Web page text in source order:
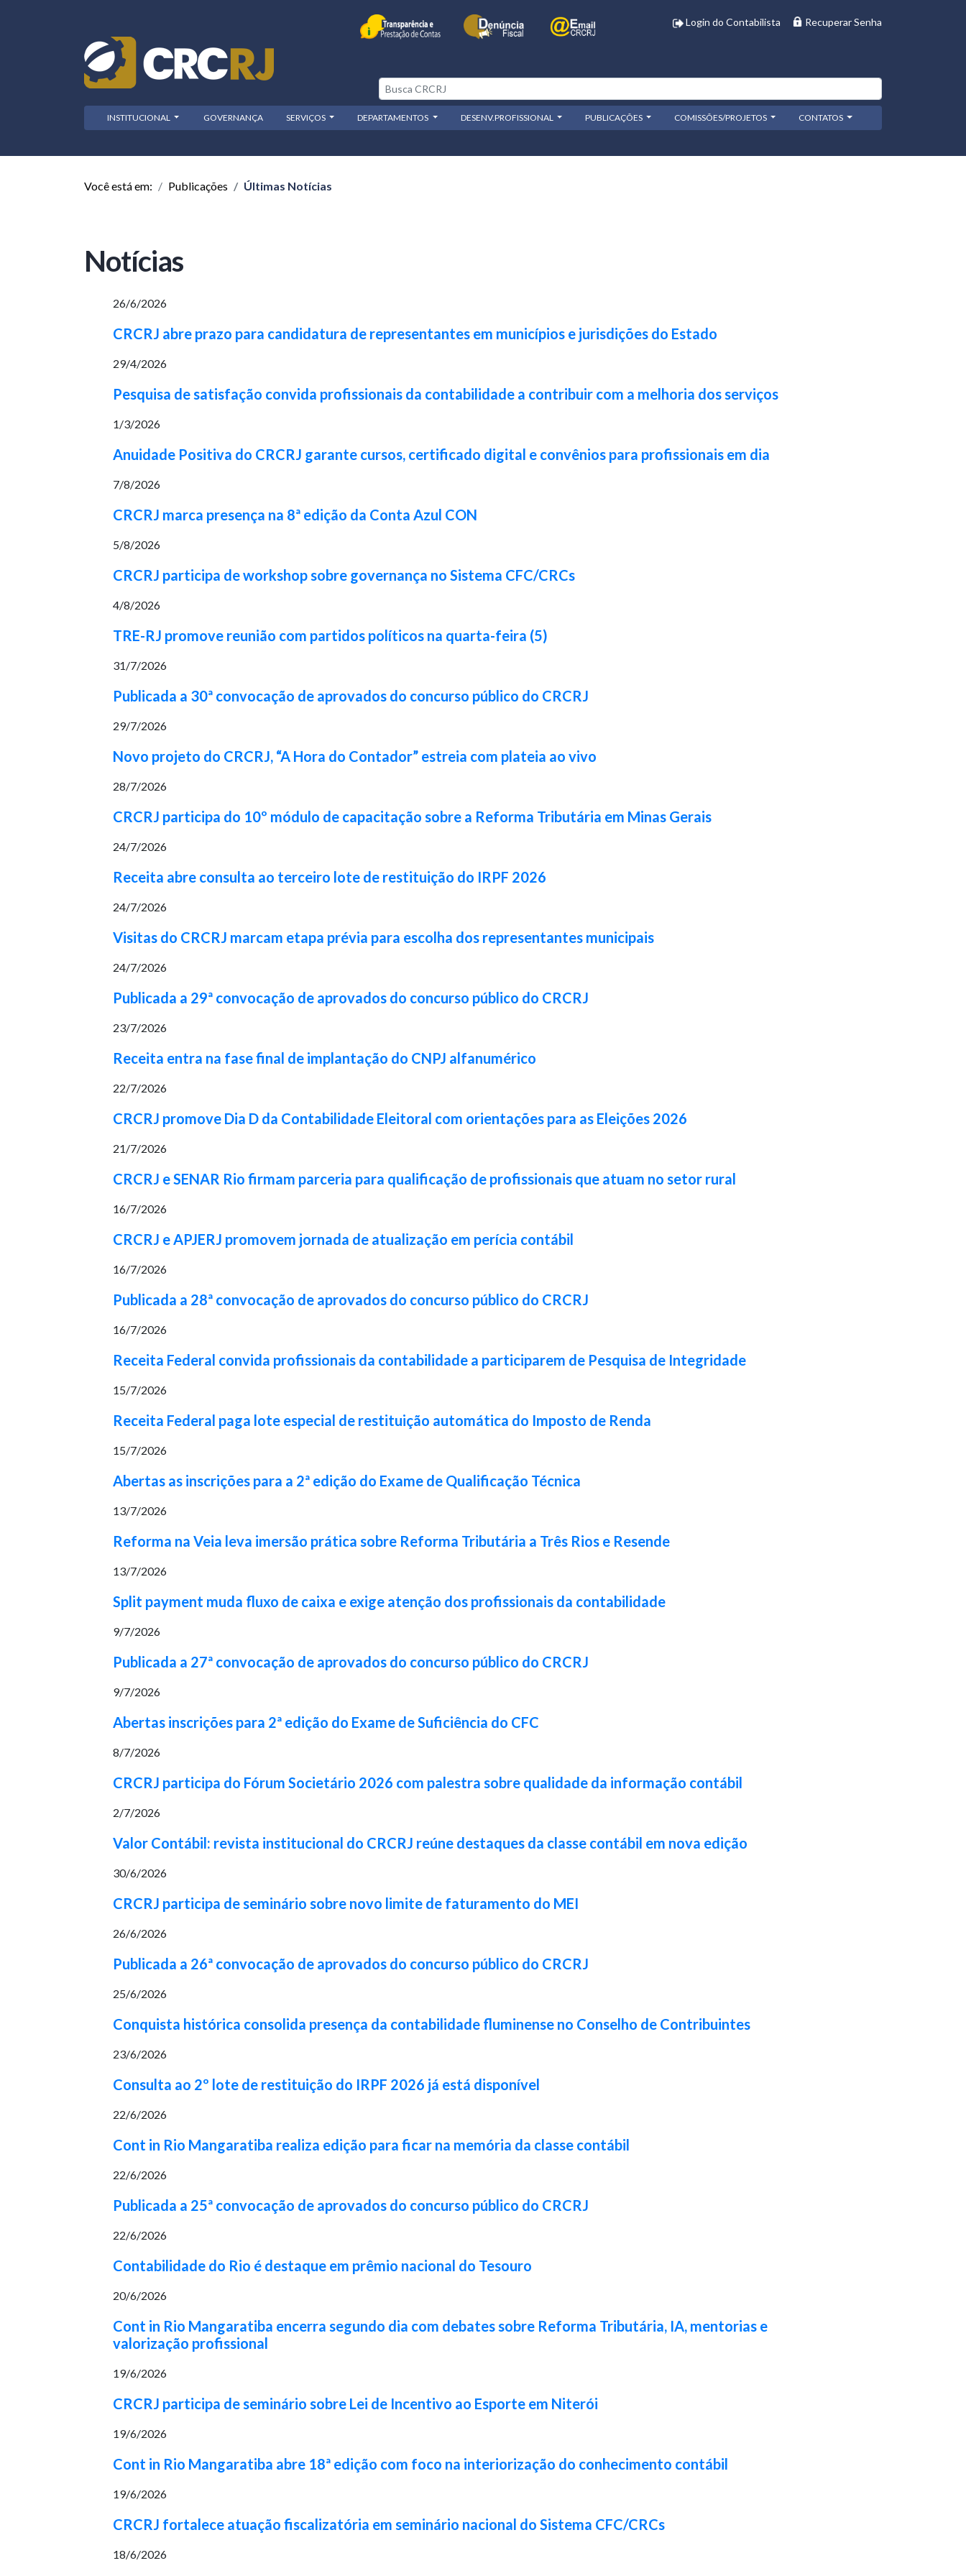
Login do Contabilista Recuperar Senha
INSTITUCIONAL GOVERNANÇA SERVIÇOS DEPARTAMENTOS DESENV.PROFISSIONAL PUBLICAÇÕES COMISSÕES/PROJETOS CONTATOS
Você está em: Publicações Últimas Notícias
Notícias
26/6/2026
CRCRJ abre prazo para candidatura de representantes em municípios e jurisdições do Estado
29/4/2026
Pesquisa de satisfação convida profissionais da contabilidade a contribuir com a melhoria dos serviços
1/3/2026
Anuidade Positiva do CRCRJ garante cursos, certificado digital e convênios para profissionais em dia
7/8/2026
CRCRJ marca presença na 8ª edição da Conta Azul CON
5/8/2026
CRCRJ participa de workshop sobre governança no Sistema CFC/CRCs
4/8/2026
TRE-RJ promove reunião com partidos políticos na quarta-feira (5)
31/7/2026
Publicada a 30ª convocação de aprovados do concurso público do CRCRJ
29/7/2026
Novo projeto do CRCRJ, “A Hora do Contador” estreia com plateia ao vivo
28/7/2026
CRCRJ participa do 10º módulo de capacitação sobre a Reforma Tributária em Minas Gerais
24/7/2026
Receita abre consulta ao terceiro lote de restituição do IRPF 2026
24/7/2026
Visitas do CRCRJ marcam etapa prévia para escolha dos representantes municipais
24/7/2026
Publicada a 29ª convocação de aprovados do concurso público do CRCRJ
23/7/2026
Receita entra na fase final de implantação do CNPJ alfanumérico
22/7/2026
CRCRJ promove Dia D da Contabilidade Eleitoral com orientações para as Eleições 2026
21/7/2026
CRCRJ e SENAR Rio firmam parceria para qualificação de profissionais que atuam no setor rural
16/7/2026
CRCRJ e APJERJ promovem jornada de atualização em perícia contábil
16/7/2026
Publicada a 28ª convocação de aprovados do concurso público do CRCRJ
16/7/2026
Receita Federal convida profissionais da contabilidade a participarem de Pesquisa de Integridade
15/7/2026
Receita Federal paga lote especial de restituição automática do Imposto de Renda
15/7/2026
Abertas as inscrições para a 2ª edição do Exame de Qualificação Técnica
13/7/2026
Reforma na Veia leva imersão prática sobre Reforma Tributária a Três Rios e Resende
13/7/2026
Split payment muda fluxo de caixa e exige atenção dos profissionais da contabilidade
9/7/2026
Publicada a 27ª convocação de aprovados do concurso público do CRCRJ
9/7/2026
Abertas inscrições para 2ª edição do Exame de Suficiência do CFC
8/7/2026
CRCRJ participa do Fórum Societário 2026 com palestra sobre qualidade da informação contábil
2/7/2026
Valor Contábil: revista institucional do CRCRJ reúne destaques da classe contábil em nova edição
30/6/2026
CRCRJ participa de seminário sobre novo limite de faturamento do MEI
26/6/2026
Publicada a 26ª convocação de aprovados do concurso público do CRCRJ
25/6/2026
Conquista histórica consolida presença da contabilidade fluminense no Conselho de Contribuintes
23/6/2026
Consulta ao 2º lote de restituição do IRPF 2026 já está disponível
22/6/2026
Cont in Rio Mangaratiba realiza edição para ficar na memória da classe contábil
22/6/2026
Publicada a 25ª convocação de aprovados do concurso público do CRCRJ
22/6/2026
Contabilidade do Rio é destaque em prêmio nacional do Tesouro
20/6/2026
Cont in Rio Mangaratiba encerra segundo dia com debates sobre Reforma Tributária, IA, mentorias e
valorização profissional
19/6/2026
CRCRJ participa de seminário sobre Lei de Incentivo ao Esporte em Niterói
19/6/2026
Cont in Rio Mangaratiba abre 18ª edição com foco na interiorização do conhecimento contábil
19/6/2026
CRCRJ fortalece atuação fiscalizatória em seminário nacional do Sistema CFC/CRCs
18/6/2026